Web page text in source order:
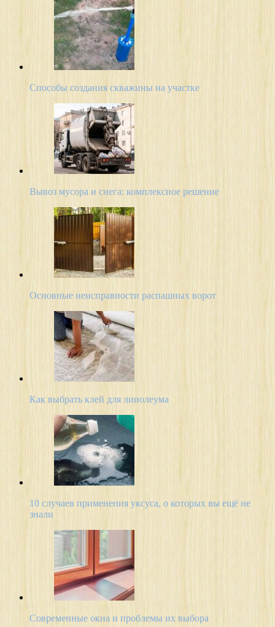
Способы создания скважины на участке
Вывоз мусора и снега: комплексное решение
Основные неисправности распашных ворот
Как выбрать клей для линолеума
10 случаев применения уксуса, о которых вы ещё не
знали
Современные окна и проблемы их выбора